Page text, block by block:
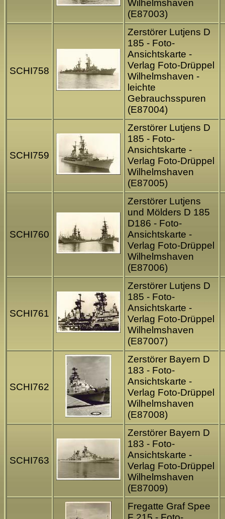
Wilhelmshaven
(E87003)
SCHI758
Zerstörer Lutjens D
185 - Foto-
Ansichtskarte -
Verlag Foto-Drüppel
Wilhelmshaven -
leichte
Gebrauchsspuren
(E87004)
SCHI759
Zerstörer Lutjens D
185 - Foto-
Ansichtskarte -
Verlag Foto-Drüppel
Wilhelmshaven
(E87005)
SCHI760
Zerstörer Lutjens
und Mölders D 185
D186 - Foto-
Ansichtskarte -
Verlag Foto-Drüppel
Wilhelmshaven
(E87006)
SCHI761
Zerstörer Lutjens D
185 - Foto-
Ansichtskarte -
Verlag Foto-Drüppel
Wilhelmshaven
(E87007)
SCHI762
Zerstörer Bayern D
183 - Foto-
Ansichtskarte -
Verlag Foto-Drüppel
Wilhelmshaven
(E87008)
SCHI763
Zerstörer Bayern D
183 - Foto-
Ansichtskarte -
Verlag Foto-Drüppel
Wilhelmshaven
(E87009)
Fregatte Graf Spee